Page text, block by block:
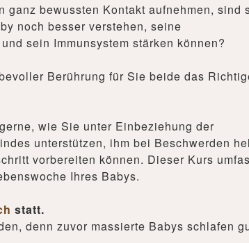
ganz bewussten Kontakt aufnehmen, sind
noch besser verstehen, seine
sein Immunsystem stärken können?
Berührung für Sie beide das
wie Sie unter Einbeziehung der
unterstützen, ihm bei Beschwerden
vorbereiten können. Dieser Kurs
Ihres Babys.
statt.
denn zuvor massierte Babys schlafen